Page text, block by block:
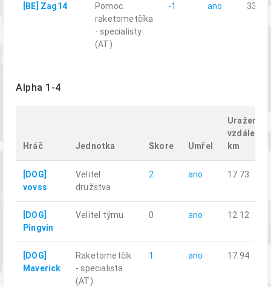
[BE] Zag14
Pomoc.
raketometčíka
- specialisty
(AT)
-1 ano 33.86
Alpha 1-4
Hráč Jednotka Skore Umřel
Uražená
km
[DOG]
vovss
Velitel
družstva
2 ano 17.73
[DOG]
Pingvin
Velitel týmu 0 ano 12.12
[DOG]
Maverick
Raketometčík
- specialista
(AT)
1 ano 17.94